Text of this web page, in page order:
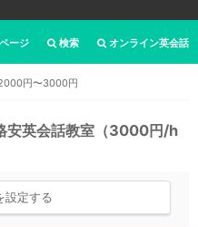
オンライン英会話
検索
ージ
円〜3000円
安英会話教室（3000円/h
設定する